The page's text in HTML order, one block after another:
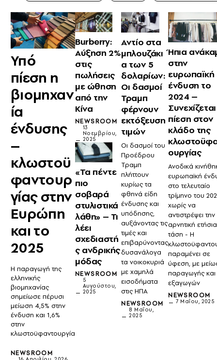
Υπό
πίεση η
βιομηχαν
ία
ένδυσης
–
κλωστοϋ
φαντουρ
γίας στην
Ευρώπη
και το
2025
Η παραγωγή της
ελληνικής
βιομηχανίας
σημείωσε πέρυσι
μείωση 4,5% στην
ένδυση και 1,6%
στην
κλωστοϋφαντουργία
NEWSROOM
Burberry:
Αύξηση 2%
στις
πωλήσεις
με ώθηση
από την
Κίνα
NEWSROOM
13
Νοεμβρίου,
2025
«Τα πέντε
πιο
σοβαρά
στυλιστικά
λάθη» – Τι
λέει
σχεδιαστή
ς ανδρικής
μόδας
NEWSROOM
5
Αυγούστου,
2025
Αντίο στα
μπλουζάκι
α των 5
δολαρίων:
Οι δασμοί
Τραμπ
φέρνουν
εκτόξευση
τιμών
Οι δασμοί του
Προέδρου
Τραμπ
πλήττουν
κυρίως τα
φθηνά είδη
ένδυσης και
υπόδησης,
αυξάνοντας τις
τιμές και
επιβαρύνοντας
δυσανάλογα
τα νοικοκυριά
με χαμηλά
εισοδήματα
στις ΗΠΑ
NEWSROOM
8 Μαΐου,
2025
Ήπια
στην
ευρωπαϊκή
ένδυση το
2024 –
πίεση στον
κλάδο της
ουργίας
Ανοδικά
ευρωπαϊκή
στο τελευταίο
τρίμηνο του
χωρίς να
αντιστρέψει την
αρνητική ετήσια
τάση - Η
παραμένει σε
ύφεση, με
παραγωγής και
εξαγωγών
NEWSROOM
7 Μαΐου, 2025